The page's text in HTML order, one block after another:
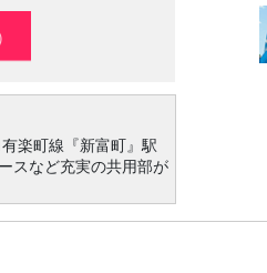
楽町線『新富町』駅
スなど充実の共用部が